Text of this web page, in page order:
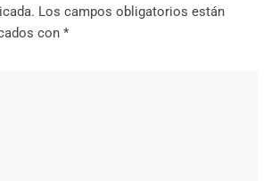
Los campos obligatorios están
con *